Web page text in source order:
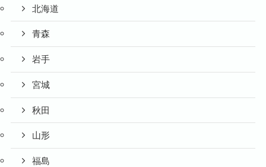
北海道
青森
岩手
宮城
秋田
山形
福島